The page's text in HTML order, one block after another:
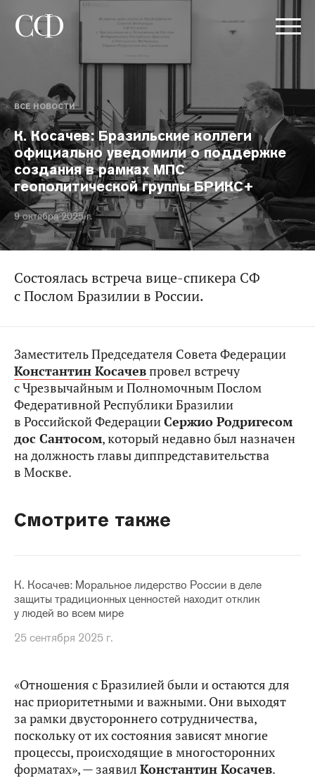
ВСЕ НОВОСТИ
К. Косачев: Бразильские коллеги
официально уведомили о поддержке
создания в рамках МПС
геополитической группы БРИКС+
9 октября 2025 г.
Состоялась встреча вице-спикера СФ
с Послом Бразилии в России.
Заместитель Председателя Совета Федерации
Константин Косачевпровел встречу
с Чрезвычайным и Полномочным Послом
Федеративной Республики Бразилии
в Российской ФедерацииСержио Родригесом
дос Сантосом, который недавно был назначен
на должность главы диппредставительства
в Москве.
Смотрите также
К. Косачев: Моральное лидерство России в деле
защиты традиционных ценностей находит отклик
у людей во всем мире
25 сентября 2025 г.
«Отношения с Бразилией были и остаются для
нас приоритетными и важными. Они выходят
за рамки двустороннего сотрудничества,
поскольку от их состояния зависят многие
процессы, происходящие в многосторонних
форматах», — заявил Константин Косачев.